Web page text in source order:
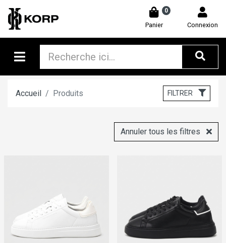
0
Panier Connexion
Accueil Produits FILTRER
Annuler tous les filtres